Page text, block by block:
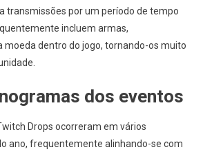
transmissões por um período de tempo
incluem armas,
moeda dentro do jogo, tornando-os muito
dos eventos
Drops ocorreram em vários
ano, frequentemente alinhando-se com